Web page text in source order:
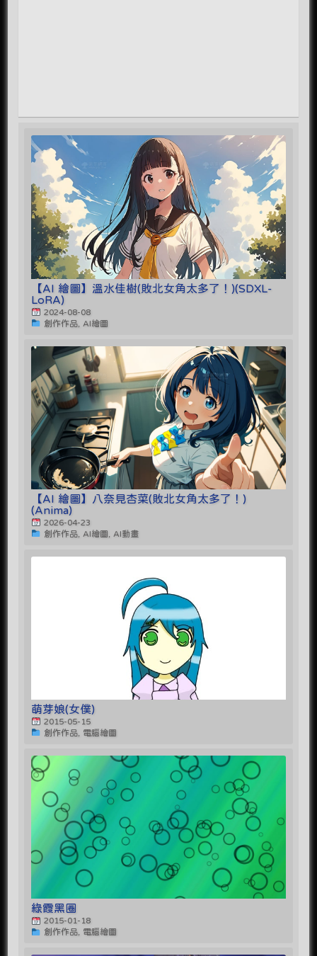
【AI 繪圖】溫水佳樹(敗北女角太多了！)(SDXL-
LoRA)
2024-08-08
創作作品, AI繪圖
【AI 繪圖】八奈見杏菜(敗北女角太多了！)
(Anima)
2026-04-23
創作作品, AI繪圖, AI動畫
萌芽娘(女僕)
2015-05-15
創作作品, 電腦繪圖
綠霞黑圈
2015-01-18
創作作品, 電腦繪圖